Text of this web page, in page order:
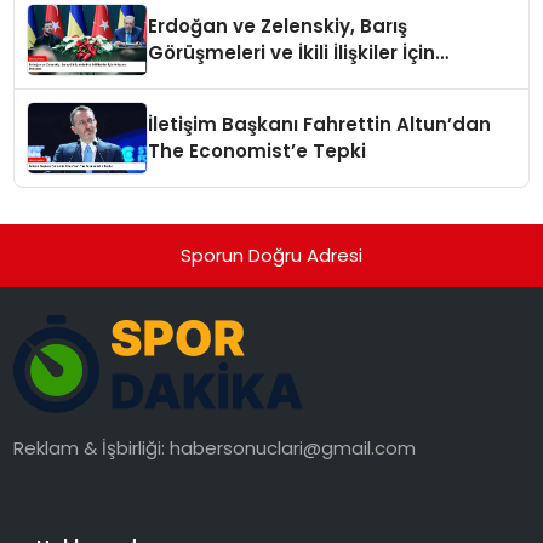
Erdoğan ve Zelenskiy, Barış
Görüşmeleri ve İkili İlişkiler İçin
İletişim Başkanı Fahrettin Altun’dan
The Economist’e Tepki
Sporun Doğru Adresi
Reklam & İşbirliği:habersonuclari@gmail.com